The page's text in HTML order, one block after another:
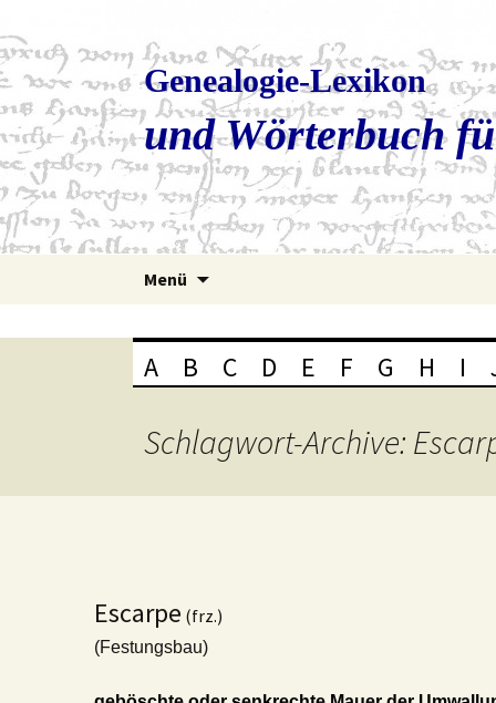
Genealogie-Lexikon
und Wörterbuch
Menü
A B C D E F G H I
Schlagwort-Archive:
Escarpe (frz.)
(Festungsbau)